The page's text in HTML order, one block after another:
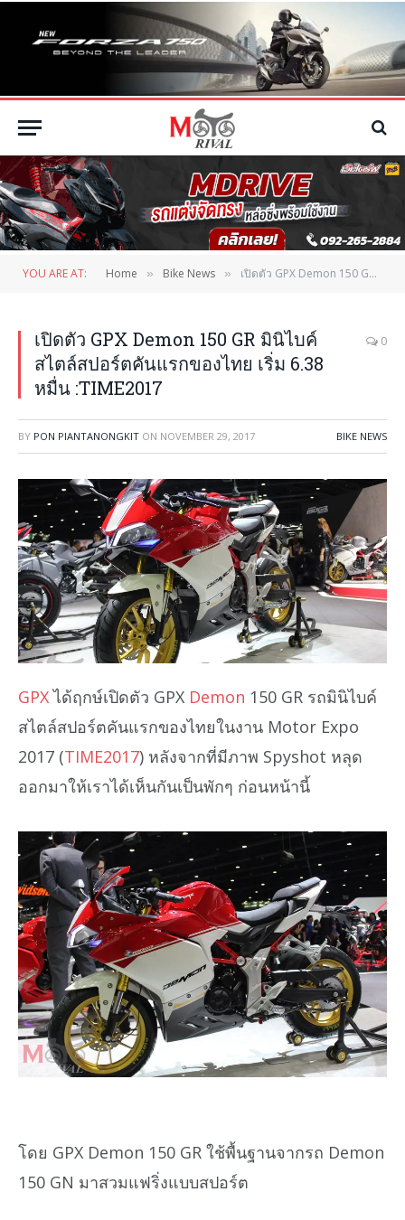
YOU ARE AT: Home » Bike News » เปิดตัว GPX Demon 150 GR มินิไบค์สไตล์สปอร์ตคันแรกของไทย เริ่ม 6.38 หมื่น :TIME2017
เปิดตัว GPX Demon 150 GR มินิไบค์
สไตล์สปอร์ตคันแรกของไทย เริ่ม 6.38
หมื่น :TIME2017
0
BY PON PIANTANONGKIT ON NOVEMBER 29, 2017 BIKE NEWS
GPXได้ฤกษ์เปิดตัว GPX Demon 150 GR รถมินิไบค์
สไตล์สปอร์ตคันแรกของไทยในงาน Motor Expo
2017 (TIME2017) หลังจากที่มีภาพ Spyshot หลุด
ออกมาให้เราได้เห็นกันเป็นพักๆ ก่อนหน้านี้
โดย GPX Demon 150 GR ใช้พื้นฐานจากรถ Demon
150 GN มาสวมแฟริ่งแบบสปอร์ต